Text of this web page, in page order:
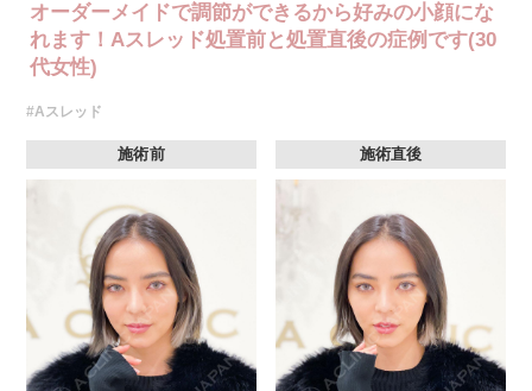
オーダーメイドで調節ができるから好みの小顔にな
れます！Aスレッド処置前と処置直後の症例です(30
代女性)
#Aスレッド
施術前 施術直後